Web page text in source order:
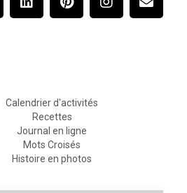
Calendrier d'activités
Recettes
Journal en ligne
Mots Croisés
Histoire en photos